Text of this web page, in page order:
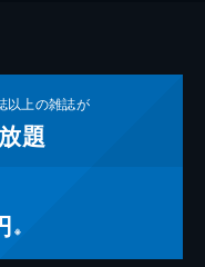
以上の雑誌が
題
※